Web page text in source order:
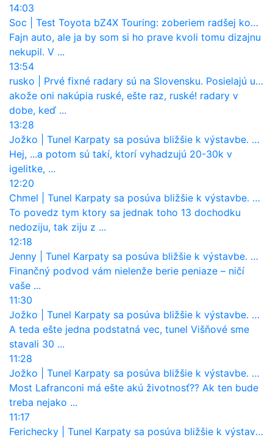
14:03
Soc
Test Toyota bZ4X Touring: zoberiem radšej kombi
Fajn auto, ale ja by som si ho prave kvoli tomu dizajnu
nekupil. V ...
13:54
rusko
Prvé fixné radary sú na Slovensku. Posielajú už pokuty? Ukáže ich Waze?
akože oni nakúpia ruské, ešte raz, ruské! radary v
dobe, keď ...
13:28
Jožko
Tunel Karpaty sa posúva bližšie k výstavbe. NDS urobila dôležitý krok
Hej, ...a potom sú takí, ktorí vyhadzujú 20-30k v
igelitke, ...
12:20
Chmel
Tunel Karpaty sa posúva bližšie k výstavbe. NDS urobila dôležitý krok
To povedz tym ktory sa jednak toho 13 dochodku
nedoziju, tak ziju z ...
12:18
Jenny
Tunel Karpaty sa posúva bližšie k výstavbe. NDS urobila dôležitý krok
Finančný podvod vám nielenže berie peniaze – ničí
vaše ...
11:30
Jožko
Tunel Karpaty sa posúva bližšie k výstavbe. NDS urobila dôležitý krok
A teda ešte jedna podstatná vec, tunel Višňové sme
stavali 30 ...
11:28
Jožko
Tunel Karpaty sa posúva bližšie k výstavbe. NDS urobila dôležitý krok
Most Lafranconi má ešte akú životnosť?? Ak ten bude
treba nejako ...
11:17
Ferichecky
Tunel Karpaty sa posúva bližšie k výstavbe. NDS urobila dôležitý krok